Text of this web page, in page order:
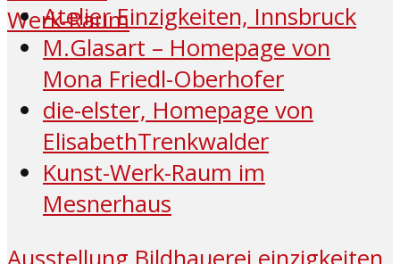
Atelier Einzigkeiten, Innsbruck
M.Glasart – Homepage von
Mona Friedl-Oberhofer
die-elster, Homepage von
ElisabethTrenkwalder
Kunst-Werk-Raum im
Mesnerhaus